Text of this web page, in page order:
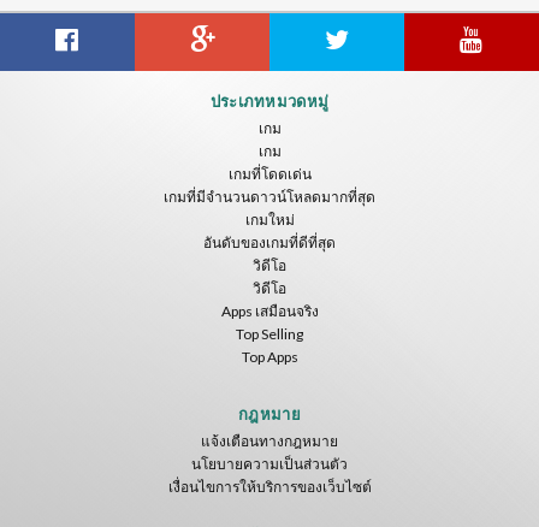
ประเภทหมวดหมู่
เกม
เกม
เกมที่โดดเด่น
เกมที่มีจำนวนดาวน์โหลดมากที่สุด
เกมใหม่
อันดับของเกมที่ดีที่สุด
วิดีโอ
วิดีโอ
Apps เสมือนจริง
Top Selling
Top Apps
กฎหมาย
แจ้งเตือนทางกฎหมาย
นโยบายความเป็นส่วนตัว
เงื่อนไขการให้บริการของเว็บไซต์